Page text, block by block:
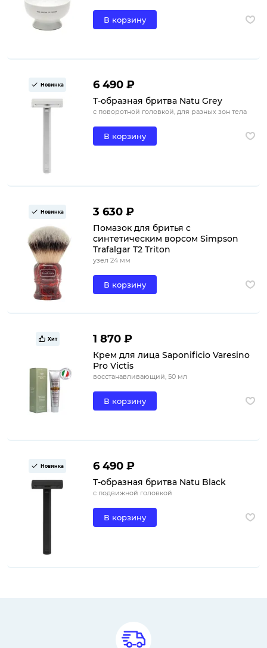
В корзину
Новинка 6 490 ₽
Т-образная бритва Natu Grey
с поворотной головкой, для разных зон тела
В корзину
Новинка 3 630 ₽
Помазок для бритья с
синтетическим ворсом Simpson
Trafalgar T2 Triton
узел 24 мм
В корзину
Хит 1 870 ₽
Крем для лица Saponificio Varesino
Pro Victis
восстанавливающий, 50 мл
В корзину
Новинка 6 490 ₽
Т-образная бритва Natu Black
с подвижной головкой
В корзину